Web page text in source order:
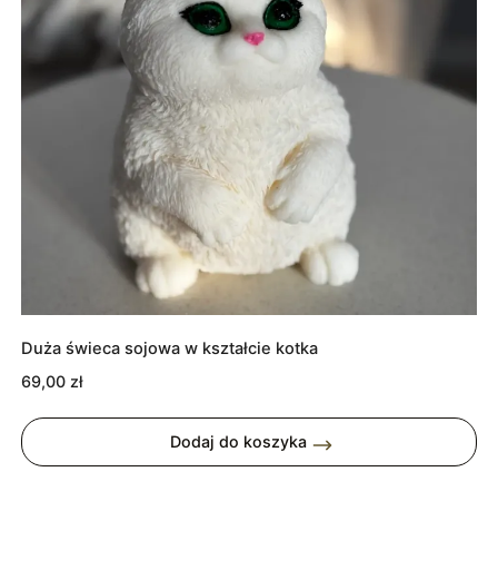
Duża świeca sojowa w kształcie kotka
69,00 zł
Dodaj do koszyka